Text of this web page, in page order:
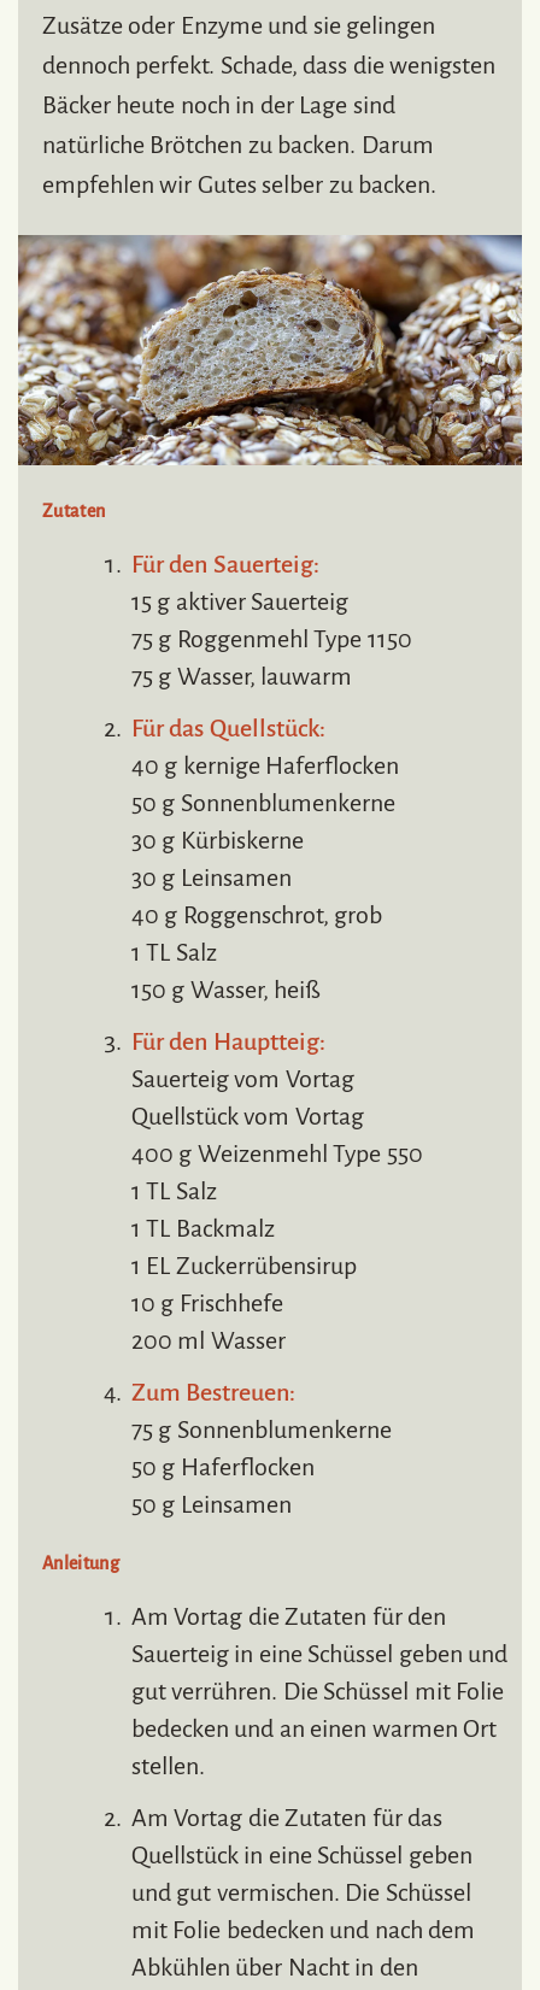
Zusätze oder Enzyme und sie gelingen
dennoch perfekt. Schade, dass die wenigsten
Bäcker heute noch in der Lage sind
natürliche Brötchen zu backen. Darum
empfehlen wir Gutes selber zu backen.
Zutaten
Für den Sauerteig:
15 g aktiver Sauerteig
75 g Roggenmehl Type 1150
75 g Wasser, lauwarm
Für das Quellstück:
40 g kernige Haferflocken
50 g Sonnenblumenkerne
30 g Kürbiskerne
30 g Leinsamen
40 g Roggenschrot, grob
1 TL Salz
150 g Wasser, heiß
Für den Hauptteig:
Sauerteig vom Vortag
Quellstück vom Vortag
400 g Weizenmehl Type 550
1 TL Salz
1 TL Backmalz
1 EL Zuckerrübensirup
10 g Frischhefe
200 ml Wasser
Zum Bestreuen:
75 g Sonnenblumenkerne
50 g Haferflocken
50 g Leinsamen
Anleitung
Am Vortag die Zutaten für den
Sauerteig in eine Schüssel geben und
gut verrühren. Die Schüssel mit Folie
bedecken und an einen warmen Ort
stellen.
Am Vortag die Zutaten für das
Quellstück in eine Schüssel geben
und gut vermischen. Die Schüssel
mit Folie bedecken und nach dem
Abkühlen über Nacht in den